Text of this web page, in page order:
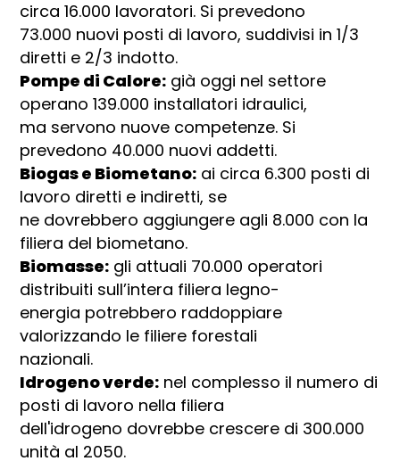
circa 16.000 lavoratori. Si prevedono
73.000 nuovi posti di lavoro, suddivisi in 1/3
diretti e 2/3 indotto.
Pompe di Calore: già oggi nel settore
operano 139.000 installatori idraulici,
ma servono nuove competenze. Si
prevedono 40.000 nuovi addetti.
Biogas e Biometano: ai circa 6.300 posti di
lavoro diretti e indiretti, se
ne dovrebbero aggiungere agli 8.000 con la
filiera del biometano.
Biomasse: gli attuali 70.000 operatori
distribuiti sull’intera filiera legno-
energia potrebbero raddoppiare
valorizzando le filiere forestali
nazionali.
Idrogeno verde: nel complesso il numero di
posti di lavoro nella filiera
dell'idrogeno dovrebbe crescere di 300.000
unità al 2050.